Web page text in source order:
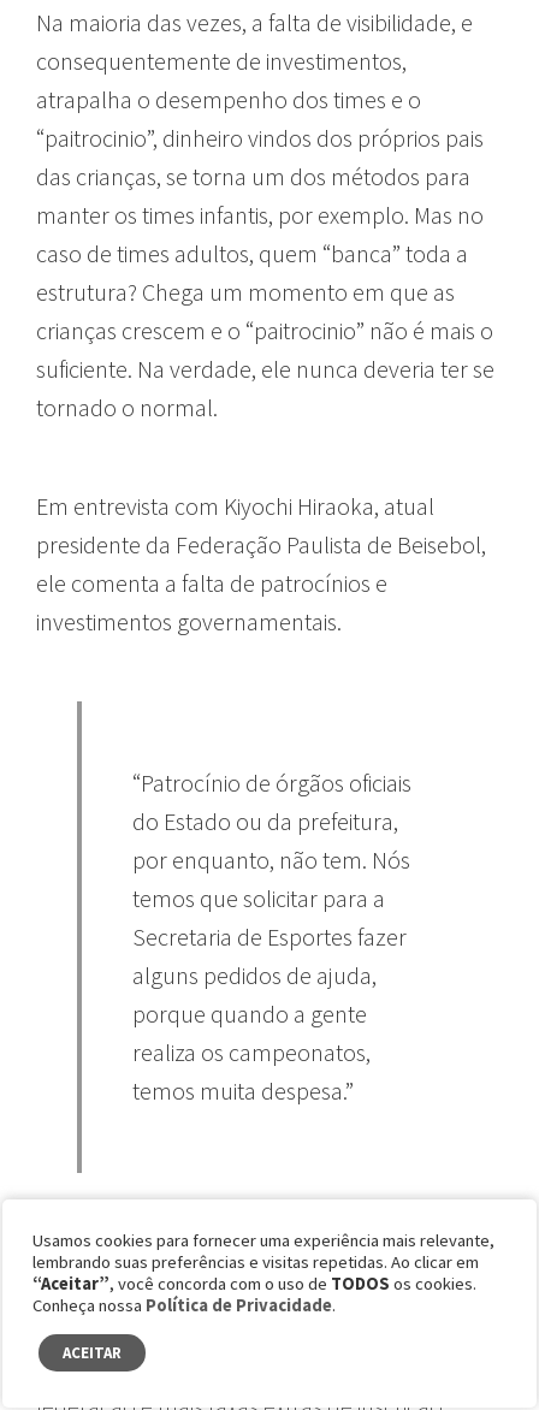
Na maioria das vezes, a falta de visibilidade, e
consequentemente de investimentos,
atrapalha o desempenho dos times e o
“paitrocinio”, dinheiro vindos dos próprios pais
das crianças, se torna um dos métodos para
manter os times infantis, por exemplo. Mas no
caso de times adultos, quem “banca” toda a
estrutura? Chega um momento em que as
crianças crescem e o “paitrocinio” não é mais o
suficiente. Na verdade, ele nunca deveria ter se
tornado o normal.
Em entrevista com Kiyochi Hiraoka, atual
presidente da Federação Paulista de Beisebol,
ele comenta a falta de patrocínios e
investimentos governamentais.
“Patrocínio de órgãos oficiais
do Estado ou da prefeitura,
por enquanto, não tem. Nós
temos que solicitar para a
Secretaria de Esportes fazer
alguns pedidos de ajuda,
porque quando a gente
realiza os campeonatos,
temos muita despesa.”
Hoje, as despesas que envolvem um
campeonato como transporte, alojamento,
comida e materiais são custeadas pela
anuidade fixa dos clubes que compõem a
Usamos cookies para fornecer uma experiência mais relevante,
lembrando suas preferências e visitas repetidas. Ao clicar em
“Aceitar”, você concorda com o uso de TODOS os cookies.
Conheça nossa Política de Privacidade.
ACEITAR